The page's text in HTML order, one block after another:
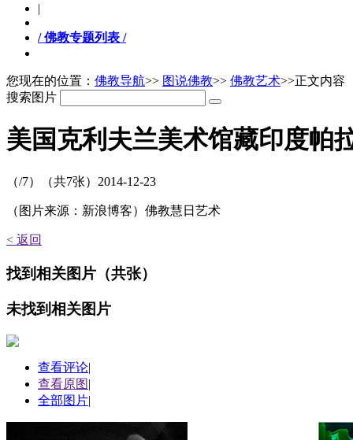
|
/ 佛教专题列表 /
您现在的位置： 佛教导航>> 图说佛教>> 佛教艺术>>正文内容
搜索图片
美国克利夫兰美术馆藏印度帕
（/7） （共7张） 2014-12-23
（图片来源：新浪博客）佛教慧日艺术
< 返回
找到相关图片 （共张）
未找到相关图片
查看评论|
查看原图 |
全部图片|